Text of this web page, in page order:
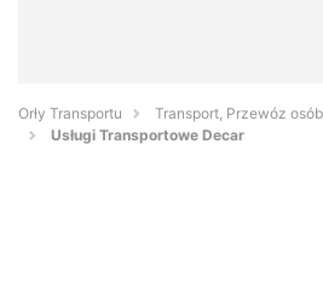
Orły Transportu
Transport, Przewóz
Usługi Transportowe Decar